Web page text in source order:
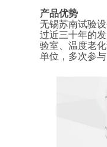
产品优势
无锡苏南试验
过近三十年的
验室、温度老
单位，多次参